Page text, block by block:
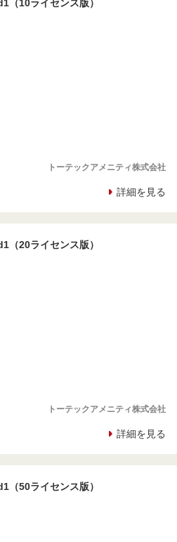
（10ライセンス版）
トーテックアメニティ株式会社
詳細を見る
（20ライセンス版）
トーテックアメニティ株式会社
詳細を見る
（50ライセンス版）